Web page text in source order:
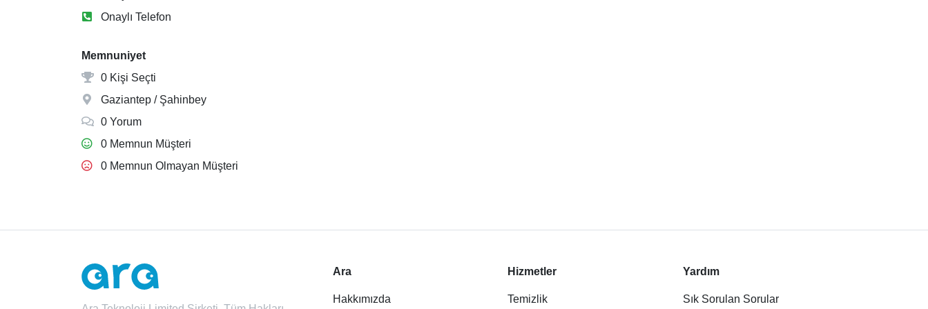
Onaylı Telefon
Memnuniyet
0 Kişi Seçti
Gaziantep / Şahinbey
0 Yorum
0 Memnun Müşteri
0 Memnun Olmayan Müşteri
Ara
Hakkımızda
Hizmetler
Temizlik
Yardım
Sık Sorulan Sorular